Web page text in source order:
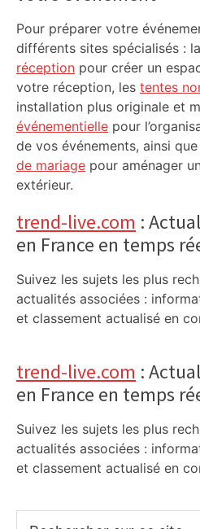
Pour préparer votre
différents sites spécialisés : la
réception pour créer un
votre réception, les tentes
installation plus originale et
événementielle pour
de vos événements, ainsi
de mariage pour aménager
extérieur.
trend-live.com :
en France en temps
Suivez les sujets les plus
actualités associées :
et classement actualisé en
trend-live.com :
en France en temps
Suivez les sujets les plus
actualités associées :
et classement actualisé en